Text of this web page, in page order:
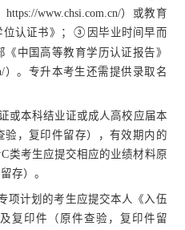
https://www.chsi.com.cn/） 或教育
认证书》 ； ③ 因毕业时间早而
中国高等教育学历认证报告》
）。 专升本考生还需提供录取名
或本科结业证或成人高校应届本
，复印件留存），有效期内的
类考生应提交相应的业绩材料原
存）。
项计划的考生应提交本人《入伍
复印件（原件查验，复印件留